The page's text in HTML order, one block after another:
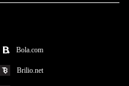
Bola.com
Brilio.net